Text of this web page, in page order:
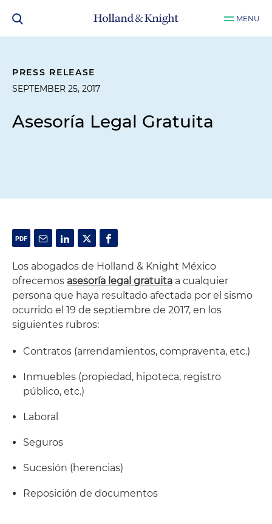
MENU
PRESS RELEASE
SEPTEMBER 25, 2017
Asesoría Legal Gratuita
Los abogados de Holland & Knight México
ofrecemos asesoría legal gratuita a cualquier
persona que haya resultado afectada por el sismo
ocurrido el 19 de septiembre de 2017, en los
siguientes rubros:
Contratos (arrendamientos, compraventa, etc.)
Inmuebles (propiedad, hipoteca, registro
público, etc.)
Laboral
Seguros
Sucesión (herencias)
Reposición de documentos